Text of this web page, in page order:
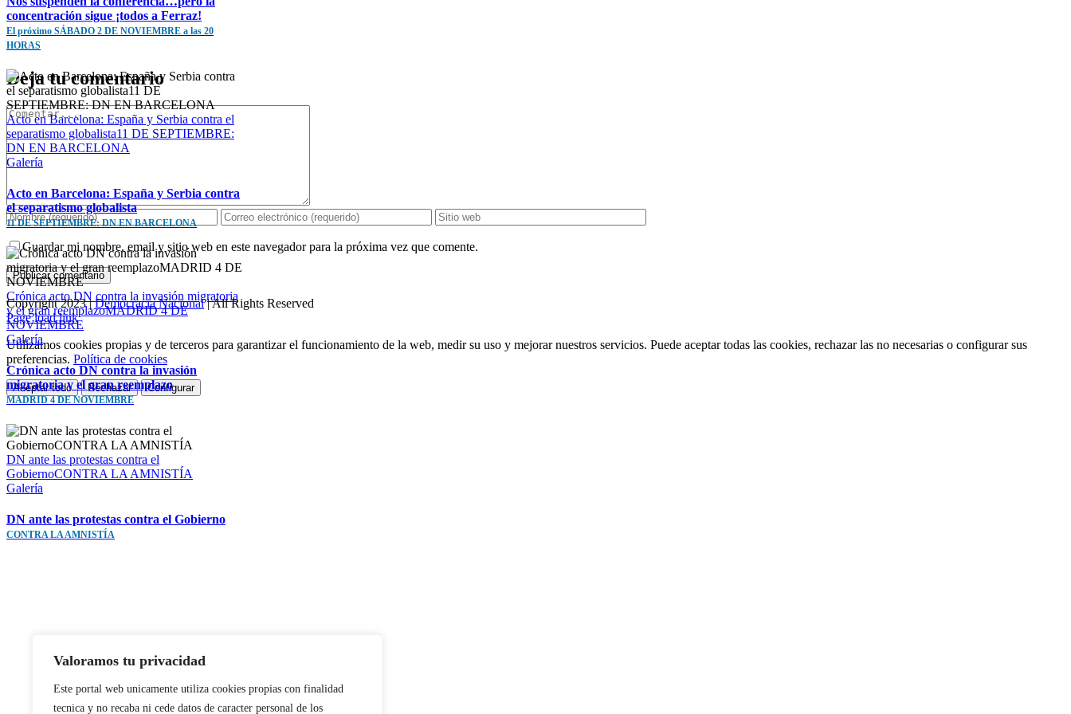
Valoramos tu privacidad
Este portal web unicamente utiliza cookies propias con finalidad
tecnica y no recaba ni cede datos de caracter personal de los
concentración sigue ¡todos a Ferraz!
El próximo SÁBADO 2 DE NOVIEMBRE a las 20
HORAS
Acto en Barcelona: España y Serbia contra el
separatismo globalista11 DE SEPTIEMBRE:
DN EN BARCELONA
Galería
Acto en Barcelona: España y Serbia contra
el separatismo globalista
11 DE SEPTIEMBRE: DN EN BARCELONA
Crónica acto DN contra la invasión migratoria
y el gran reemplazoMADRID 4 DE
NOVIEMBRE
Galería
Crónica acto DN contra la invasión
migratoria y el gran reemplazo
MADRID 4 DE NOVIEMBRE
DN ante las protestas contra el
GobiernoCONTRA LA AMNISTÍA
Galería
DN ante las protestas contra el Gobierno
CONTRA LA AMNISTÍA
Deja tu comentario
Comentar
Guardar mi nombre, email y sitio web en este navegador para la próxima vez que comente.
Copyright 2023 |Democracia Nacional| All Rights Reserved
Facebook
Twitter
Instagram
Page load link
Utilizamos cookies propias y de terceros para garantizar el funcionamiento de la web, medir su uso y mejorar nuestros servicios. Puede aceptar todas las cookies, rechazar las no necesarias o configurar sus
preferencias. Política de cookies
Aceptar todo Rechazar Configurar
Ir
Arriba